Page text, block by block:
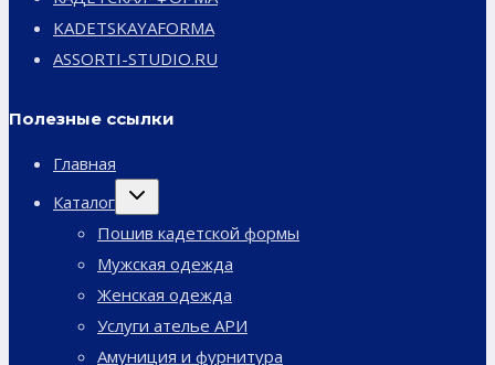
KADETSKAYAFORMA
ASSORTI-STUDIO.RU
Полезные ссылки
Главная
Каталог
Переключить
Пошив кадетской формы
Мужская одежда
Женская одежда
Услуги ателье АРИ
Амуниция и фурнитура